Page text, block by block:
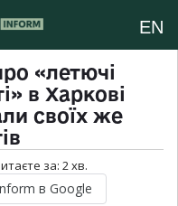
EN
«летючі
в Харкові
своїх же
за: 2хв.
в Google